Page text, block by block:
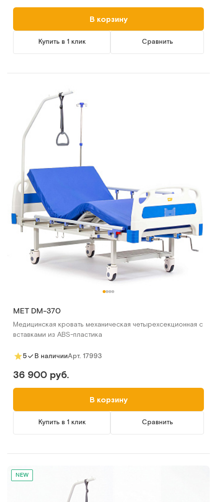
В корзину
Купить в 1 клик Сравнить
MET DM-370
Медицинская кровать механическая четырехсекционная с
вставками из ABS-пластика
5 В наличииАрт. 17993
36 900 руб.
В корзину
Купить в 1 клик Сравнить
NEW